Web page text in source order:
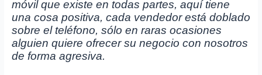
móvil que existe en todas partes, aquí tiene
una cosa positiva, cada vendedor está doblado
sobre el teléfono, sólo en raras ocasiones
alguien quiere ofrecer su negocio con nosotros
de forma agresiva.